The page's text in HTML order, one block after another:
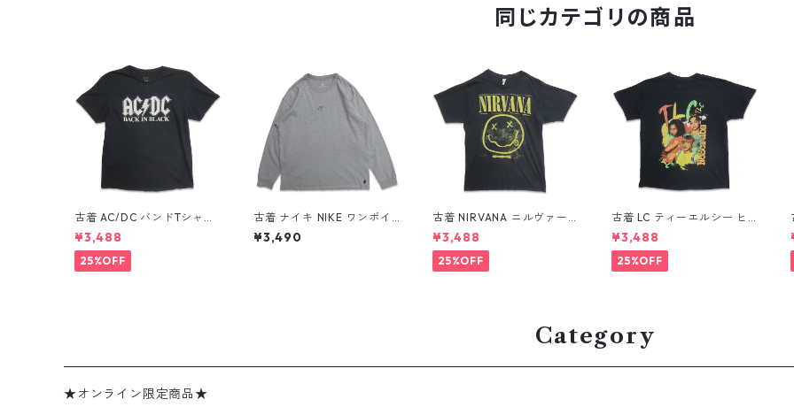
同じカテゴリの商品
古着 AC/DC バンドTシャツ
バンT プリントTシャツ ブラ
ック 表記：XL gd410397
n w60806
¥3,488
25%OFF
古着 ナイキ NIKE ワンポイ
ント ロングスリーブTシャツ
ロンT 杢グレー 表記：L g
¥3,490
古着 NIRVANA ニルヴァーナ
バンドTシャツ プリントTシ
ャツ スマイル ブラック 表
記：M gd410396n w608
06
¥3,488
25%OFF
古着 LC ティーエルシー ヒ
ップホップ ラップ バンドT
シャツ プリントTシャツ ブ
ラック 表記：-- gd41037
0n w60804
¥3,488
25%OFF
Category
★オンライン限定商品★